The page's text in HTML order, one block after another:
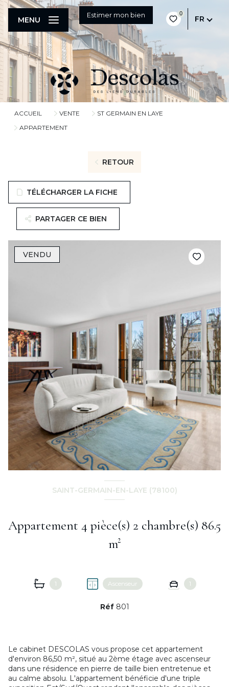
Estimer mon bien 0
FR
MENU
ACCUEIL VENTE
ST GERMAIN EN LAYE
APPARTEMENT
RETOUR
TÉLÉCHARGER LA FICHE
PARTAGER CE BIEN
VENDU
SAINT-GERMAIN-EN-LAYE (78100)
Appartement 4 pièce(s) 2 chambre(s) 86.5
m²
1 Ascenseur 1
Réf 801
Le cabinet DESCOLAS vous propose cet appartement
d'environ 86,50 m², situé au 2ème étage avec ascenseur
dans une résidence en pierre de taille bien entretenue et
au calme absolu. L'appartement bénéficie d'une triple